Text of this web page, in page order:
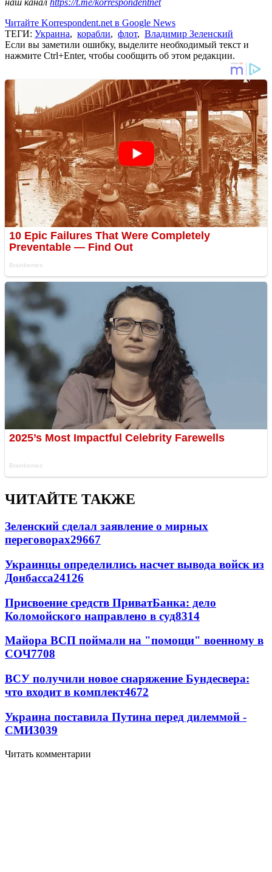
Читайте Korrespondent.net в Google News
ТЕГИ: Украина, корабли, флот, Владимир Зеленский
Если вы заметили ошибку, выделите необходимый текст и
нажмите Ctrl+Enter, чтобы сообщить об этом редакции.
ЧИТАЙТЕ ТАКЖЕ
Зеленский сделал заявление о мирных
переговорах29667
Украинцы определились насчет вывода войск из
Донбасса24126
Присвоение средств ПриватБанка: дело
Коломойского направлено в суд8314
Майора ВСП поймали на "помощи" военному в
СОЧ7708
ВСУ получили новое снаряжение Бундесвера:
что входит в комплект4672
Украина поставила Путина перед дилеммой -
СМИ3039
Читать комментарии